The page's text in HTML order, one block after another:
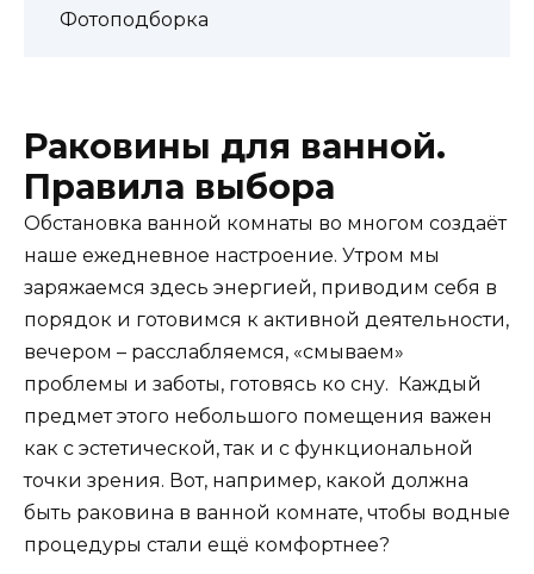
Фотоподборка
Раковины для ванной.
Правила выбора
Обстановка ванной комнаты во многом создаёт
наше ежедневное настроение. Утром мы
заряжаемся здесь энергией, приводим себя в
порядок и готовимся к активной деятельности,
вечером – расслабляемся, «смываем»
проблемы и заботы, готовясь ко сну. Каждый
предмет этого небольшого помещения важен
как с эстетической, так и с функциональной
точки зрения. Вот, например, какой должна
быть раковина в ванной комнате, чтобы водные
процедуры стали ещё комфортнее?